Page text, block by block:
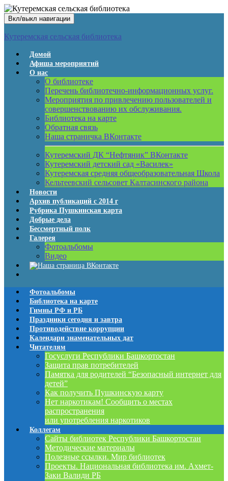
Вкл/выкл навигации
Кутеремская сельская библиотека
Домой
Афиша мероприятий
О нас
О библиотеке
Перечень библиотечно-информационных услуг.
Мероприятия по привлечению пользователей и
совершенствованию их обслуживания.
Библиотека на карте
Обратная связь
Наша страничка ВКонтакте
Кутеремский ДК “Нефтяник” ВКонтакте
Кутеремский детский сад «Василек»
Кутеремская средняя общеобразовательная Школа
Кельтеевский сельсовет Калтасинского района
Новости
Архив публикаций с 2014 г
Рубрика Пушкинская карта
Добрые дела
Бессмертный полк
Галерея
Фотоальбомы
Видео
Фотоальбомы
Библиотека на карте
Гимны РФ и РБ
Праздники сегодня и завтра
Противодействие коррупции
Календари знаменательных дат
Читателям
Госуслуги Республики Башкортостан
Защита прав потребителей
Памятка для родителей “Безопасный интернет для
детей”
Как получить Пушкинскую карту
Нет наркотикам! Сообщить о местах
распространения
или употребления наркотиков
Коллегам
Сайты библиотек Республики Башкортостан
Методические материалы
Полезные ссылки. Мир библиотек
Проекты. Национальная библиотека им. Ахмет-
Заки Валиди РБ